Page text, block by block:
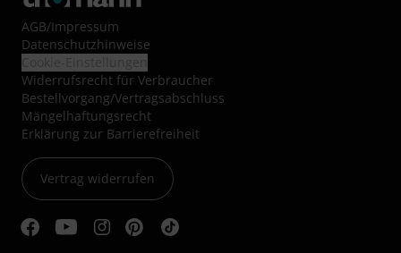
AGB/Impressum
Datenschutzhinweise
Widerrufsrecht für Verbraucher
Bestellvorgang/Vertragsabschluss
Mängelhaftungsrecht
Erklärung zur Barrierefreiheit
Vertrag widerrufen